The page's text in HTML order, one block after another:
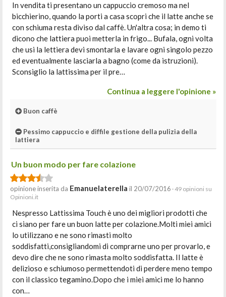
In vendita ti presentano un cappuccio cremoso ma nel
bicchierino, quando la porti a casa scopri che il latte anche se
con schiuma resta diviso dal caffè. Un'altra cosa; in demo ti
dicono che lattiera puoi metterla in frigo... Bufala, ogni volta
che usi la lettiera devi smontarla e lavare ogni singolo pezzo
ed eventualmente lasciarla a bagno (come da istruzioni).
Sconsiglio la lattissima per il pre…
Continua a leggere l'opinione »
Buon caffè
Pessimo cappuccio e diffile gestione della pulizia della
lattiera
Un buon modo per fare colazione
opinione inserita da Emanuelaterella il 20/07/2016 · 49 opinioni su
Opinioni.it
Nespresso Lattissima Touch è uno dei migliori prodotti che
ci siano per fare un buon latte per colazione.Molti miei amici
lo utilizzano e ne sono rimasti molto
soddisfatti,consigliandomi di comprarne uno per provarlo, e
devo dire che ne sono rimasta molto soddisfatta. Il latte è
delizioso e schiumoso permettendoti di perdere meno tempo
con il classico tegamino.Dopo che i miei amici me lo hanno
con…